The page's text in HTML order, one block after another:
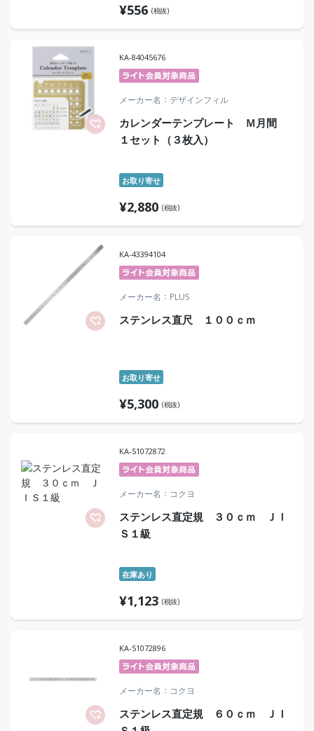
¥556 (税抜)
KA-84045676
メーカー名 デザインフィル
カレンダーテンプレート Ｍ月間
１セット（３枚入）
お取り寄せ
¥2,880 (税抜)
KA-43394104
メーカー名 PLUS
ステンレス直尺 １００ｃｍ
お取り寄せ
¥5,300 (税抜)
KA-51072872
メーカー名 コクヨ
ステンレス直定規 ３０ｃｍ ＪＩ
Ｓ１級
在庫あり
¥1,123 (税抜)
KA-51072896
メーカー名 コクヨ
ステンレス直定規 ６０ｃｍ ＪＩ